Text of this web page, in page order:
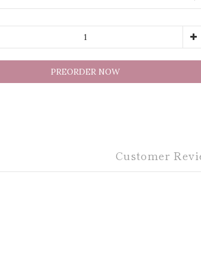
PREORDER NOW
Customer